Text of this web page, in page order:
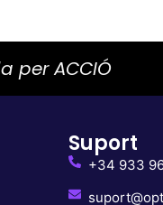
per ACCIÓ
Suport
+34 933